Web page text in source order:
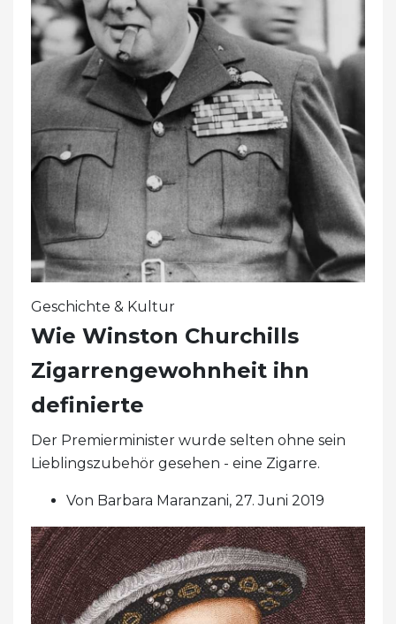
Geschichte & Kultur
Wie Winston Churchills
Zigarrengewohnheit ihn
definierte
Der Premierminister wurde selten ohne sein
Lieblingszubehör gesehen - eine Zigarre.
Von Barbara Maranzani, 27. Juni 2019